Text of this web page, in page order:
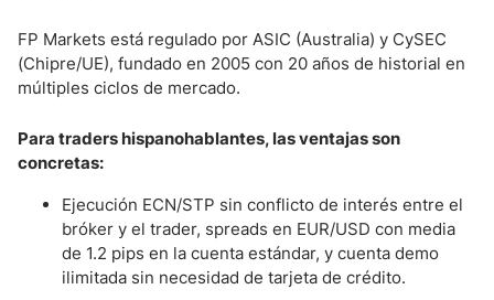
FP Markets está regulado por ASIC (Australia) y CySEC
(Chipre/UE), fundado en 2005 con 20 años de historial en
múltiples ciclos de mercado.
Para traders hispanohablantes, las ventajas son
concretas:
Ejecución ECN/STP sin conflicto de interés entre el
bróker y el trader, spreads en EUR/USD con media
de 1.2 pips en la cuenta estándar, y cuenta demo
ilimitada sin necesidad de tarjeta de crédito.